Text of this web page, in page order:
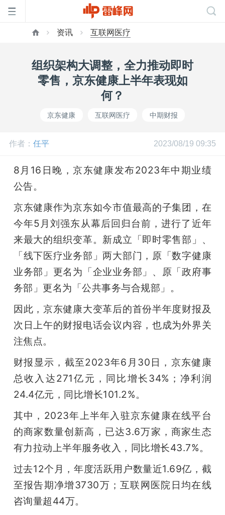
页
网
开
课
活
动
中
心
专
题
爱
资讯 互联网医疗
组织架构大调整，全力推动即时
零售，京东健康上半年表现如
何？
京东健康 互联网医疗 中期财报
作者： 任平 2023/08/19 09:35
8月16日晚，京东健康发布2023年中期业绩
公告。
京东健康作为京东如今市值最高的子集团，在
今年5月刘强东从幕后回归台前，进行了近年
来最大的组织变革。新成立「即时零售部」、
「线下医疗业务部」两大部门，原「数字健康
业务部」更名为「企业业务部」、原「政府事
务部」更名为「公共事务与合规部」。
因此，京东健康大变革后的首份半年度财报及
次日上午的财报电话会议内容，也成为外界关
注焦点。
财报显示，截至2023年6月30日，京东健康
总收入达271亿元，同比增长34%；净利润
24.4亿元，同比增长101.2%。
其中，2023年上半年入驻京东健康在线平台
的商家数量创新高，已达3.6万家，商家生态
有力拉动上半年服务收入，同比增长43.7%。
过去12个月，年度活跃用户数量近1.69亿，截
至报告期净增3730万；互联网医院日均在线
咨询量超44万。